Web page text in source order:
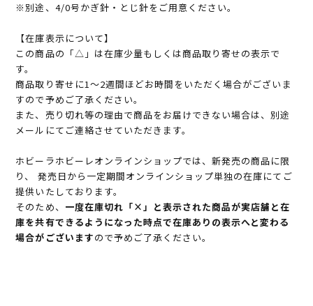
※別途、4/0号かぎ針・とじ針をご用意ください。
【在庫表示について】
この商品の「△」は在庫少量もしくは商品取り寄せの表示で
す。
商品取り寄せに1～2週間ほどお時間をいただく場合がございま
すので予めご了承ください。
また、売り切れ等の理由で商品をお届けできない場合は、別途
メールにてご連絡させていただきます。
ホビーラホビーレオンラインショップでは、新発売の商品に限
り、 発売日から一定期間オンラインショップ単独の在庫にてご
提供いたしております。
そのため、 一度在庫切れ「×」と表示された商品が実店舗と在
庫を共有できるようになった時点で在庫ありの表示へと変わる
場合がございますので予めご了承ください。